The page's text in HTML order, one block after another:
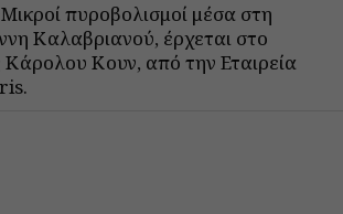
πυροβολισμοί μέσα στη
Καλαβριανού, έρχεται στο
Κουν, από την Εταιρεία